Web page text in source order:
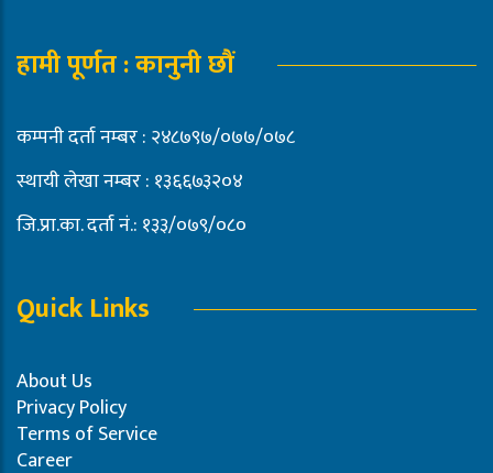
हामी पूर्णत : कानुनी छौं
कम्पनी दर्ता नम्बर : २४८७९७/०७७/०७८
स्थायी लेखा नम्बर : १३६६७३२०४
जि.प्रा.का. दर्ता नं.: १३३/०७९/०८०
Quick Links
About Us
Privacy Policy
Terms of Service
Career